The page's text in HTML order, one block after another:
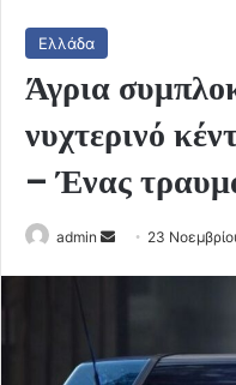
Ελλάδα
Άγρια
νυχτερινό
– Ένας
admin
Send 23